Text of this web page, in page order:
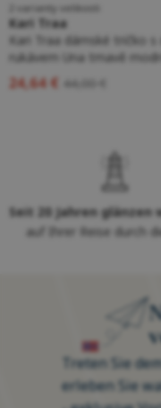
2 varianty velikosti
Kari Traa
Kari Traa dámské tričko s
rukávem Una tmavě
24,64 € 44,00 €
Seit 20 Jahren glänzen
auf Ihrer Reise durch
Treten Sie
erleben Sie